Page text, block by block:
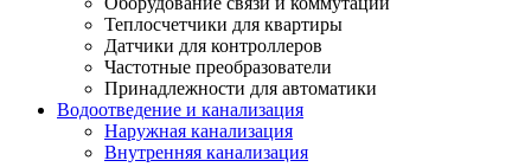
Теплосчетчики для квартиры
Датчики для контроллеров
Частотные преобразователи
Принадлежности для автоматики
Водоотведение и канализация
Наружная канализация
Внутренняя канализация